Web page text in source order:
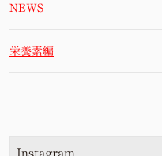
NEWS
栄養素編
Instagram